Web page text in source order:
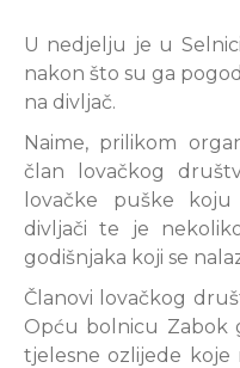
U nedjelju je u
nakon što su ga
na divljač.
Naime, prilikom
član lovačkog
lovačke puške
divljači te je
godišnjaka koji se
Članovi lovačkog
Opću bolnicu Zabok
tjelesne ozlijede koje